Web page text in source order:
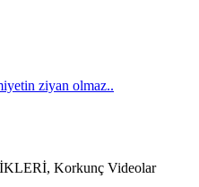
ziyan olmaz..
Korkunç Videolar